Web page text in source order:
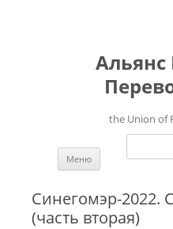
the Union of
Найти:
Меню
Синегомэр-2022.
(часть вторая)